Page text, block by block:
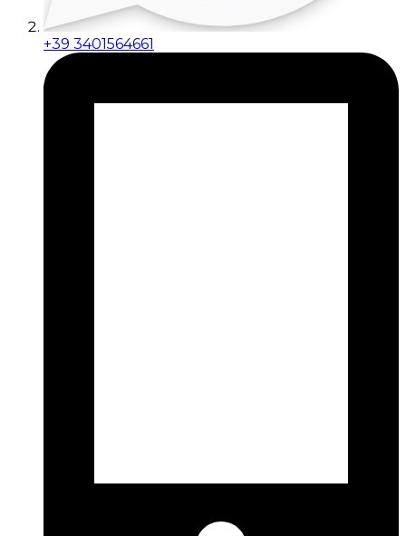
+39 3401564661